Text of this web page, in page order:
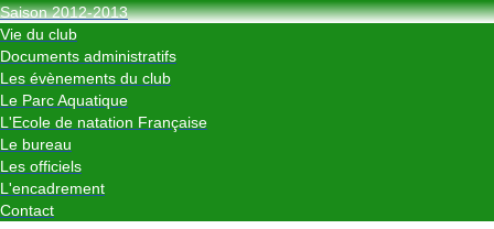
Saison 2012-2013
Vie du club
Documents administratifs
Les évènements du club
Le Parc Aquatique
L'Ecole de natation Française
Le bureau
Les officiels
L'encadrement
Contact